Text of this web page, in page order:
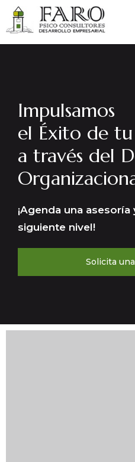
Impulsamos
el Éxito de tu
a través del
¡Agenda una
siguiente nivel!
Solicita